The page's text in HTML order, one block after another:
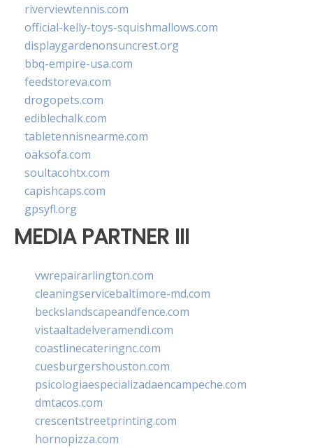
riverviewtennis.com
official-kelly-toys-squishmallows.com
displaygardenonsuncrest.org
bbq-empire-usa.com
feedstoreva.com
drogopets.com
ediblechalk.com
tabletennisnearme.com
oaksofa.com
soultacohtx.com
capishcaps.com
gpsyfl.org
MEDIA PARTNER III
vwrepairarlington.com
cleaningservicebaltimore-md.com
beckslandscapeandfence.com
vistaaltadelveramendi.com
coastlinecateringnc.com
cuesburgershouston.com
psicologiaespecializadaencampeche.com
dmtacos.com
crescentstreetprinting.com
hornopizza.com